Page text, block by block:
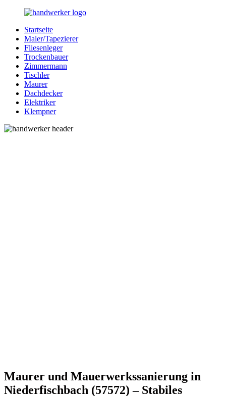
Zurück
Inhalt
Bessere-
Handwerker.de
Handwerker
Ihrer
Nähe
Startseite
Maler/Tapezierer
Fliesenleger
Trockenbauer
Zimmermann
Tischler
Maurer
Dachdecker
Elektriker
Klempner
Maurer und Mauerwerkssanierung in
Niederfischbach (57572) – Stabiles